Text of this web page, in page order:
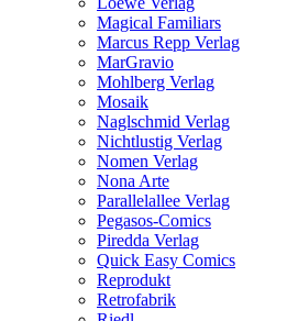
Magical Familiars
Marcus Repp Verlag
MarGravio
Mohlberg Verlag
Mosaik
Naglschmid Verlag
Nichtlustig Verlag
Nomen Verlag
Nona Arte
Parallelallee Verlag
Pegasos-Comics
Piredda Verlag
Quick Easy Comics
Reprodukt
Retrofabrik